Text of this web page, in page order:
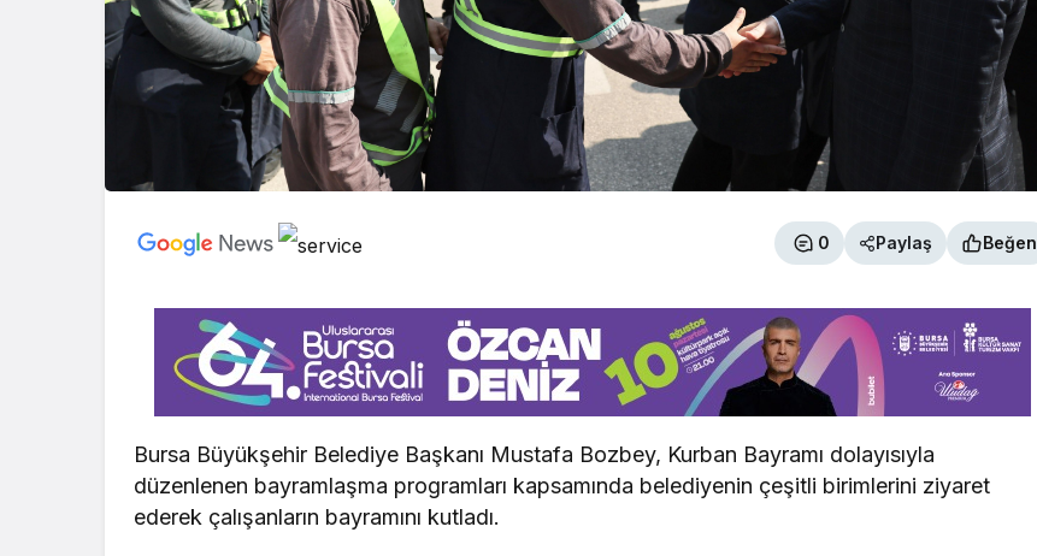
0 Paylaş Beğen
Bursa Büyükşehir Belediye Başkanı Mustafa Bozbey, Kurban Bayramı dolayısıyla
düzenlenen bayramlaşma programları kapsamında belediyenin çeşitli birimlerini ziyaret
ederek çalışanların bayramını kutladı.